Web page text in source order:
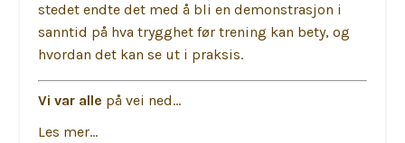
stedet endte det med å bli en demonstrasjon i
sanntid på hva trygghet før trening kan bety, og
hvordan det kan se ut i praksis.
Vi var alle på vei ned...
Les mer...